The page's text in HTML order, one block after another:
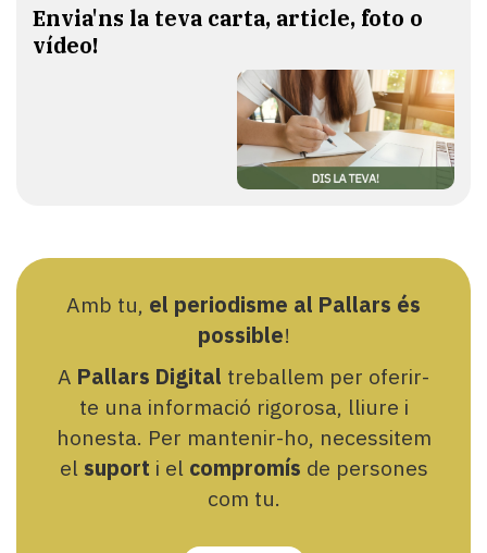
Envia'ns la teva carta, article, foto o
vídeo!
Amb tu, el periodisme al Pallars és
possible!
A Pallars Digital treballem per oferir-
te una informació rigorosa, lliure i
honesta. Per mantenir-ho, necessitem
el suport i el compromís de persones
com tu.